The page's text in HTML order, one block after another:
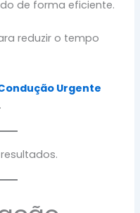
de forma eficiente.
reduzir o tempo
Urgente